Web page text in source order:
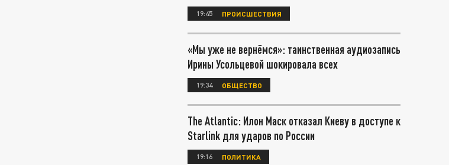
19:45 ПРОИСШЕСТВИЯ
«Мы уже не вернёмся»: таинственная аудиозапись
Ирины Усольцевой шокировала всех
19:34 ОБЩЕСТВО
The Atlantic: Илон Маск отказал Киеву в доступе к
Starlink для ударов по России
19:16 ПОЛИТИКА